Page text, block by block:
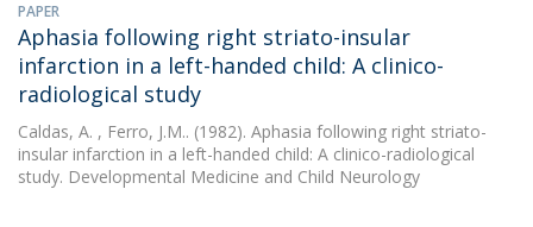
PAPER
Aphasia following right striato-insular
infarction in a left-handed child: A clinico-
radiological study
Caldas, A. , Ferro, J.M.. (1982). Aphasia following right striato-
insular infarction in a left-handed child: A clinico-radiological
study. Developmental Medicine and Child Neurology